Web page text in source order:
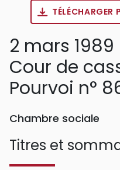
TÉLÉCHARGER
2 mars 1989
Cour de
Pourvoi n°
Chambre sociale
Titres et